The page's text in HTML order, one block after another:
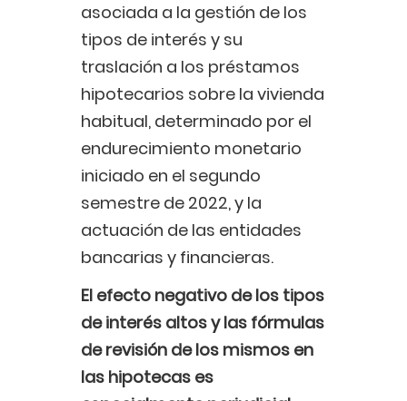
asociada a la gestión de los
tipos de interés y su
traslación a los préstamos
hipotecarios sobre la vivienda
habitual, determinado por el
endurecimiento monetario
iniciado en el segundo
semestre de 2022, y la
actuación de las entidades
bancarias y financieras.
El efecto negativo de los tipos
de interés altos y las fórmulas
de revisión de los mismos en
las hipotecas es